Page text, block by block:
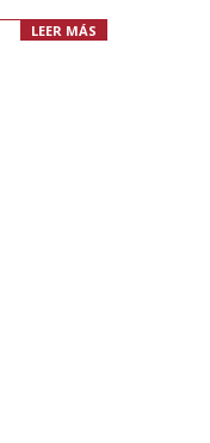
LEER MÁS